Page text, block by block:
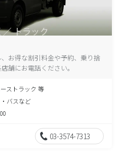
お得な割引料金や予約、乗り捨
舗にお電話ください。
ストラック 等
バスなど
03-3574-7313